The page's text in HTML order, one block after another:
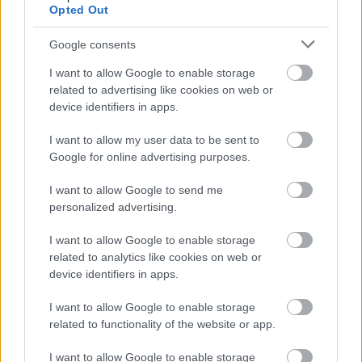
Opted Out
Google consents
I want to allow Google to enable storage
related to advertising like cookies on web or
device identifiers in apps.
I want to allow my user data to be sent to
Google for online advertising purposes.
I want to allow Google to send me
personalized advertising.
I want to allow Google to enable storage
related to analytics like cookies on web or
device identifiers in apps.
I want to allow Google to enable storage
related to functionality of the website or app.
I want to allow Google to enable storage
vendégkönyvbõl: "Szóval ez nem semmi! Amit ez a nõ
tegnap lõrincen véghezvitt az döbbenetes! Mindig is
tudtam, hogy rendkívül szuggesztív, megalkuvást
nem ismerõ, az oly jellemzõ hakni színvonalat nem
megengedõ emberrõl van szó legyen az teltházas
pesti…